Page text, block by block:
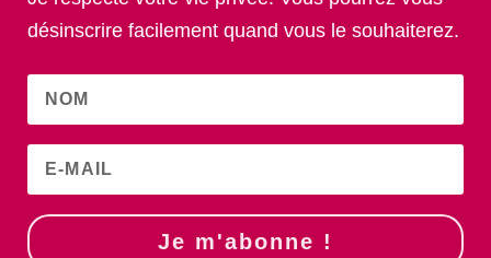
désinscrire facilement quand vous le souhaiterez.
Je m'abonne !